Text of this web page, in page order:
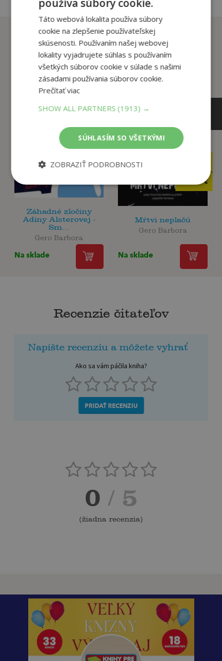
Zákazníci, ktorí si kúpili
tento titul si tiež kúpili
16
Záhadné zločiny
Adiny Alsterovej -
Sm...
Gero Barbora
Na sklade
€
Mŕtvi neplačú
Gero Barbora
Na sklade
Recenzie čitateľov
Napíšte recenziu a môžete vyhrať
Ako sa vám páčila kniha?
PRIDAŤ RECENZIU
0 / 5
(žiadna recenzia)
používa súbory cookie.
Táto webová lokalita používa súbory
cookie na zlepšenie používateľskej
skúsenosti. Používaním našej webovej
lokality vyjadrujete súhlas s používaním
všetkých súborov cookie v súlade s našimi
zásadami používania súborov cookie.
Prečítať viac
SHOW ALL PARTNERS (1913) →
SÚHLASÍM SO VŠETKÝMI
ZOBRAZIŤ PODROBNOSTI